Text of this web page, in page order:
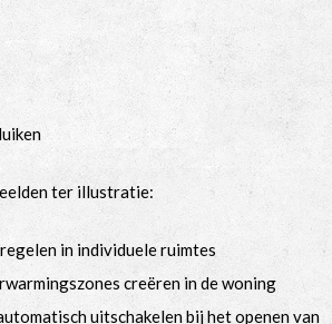
ter illustratie:
in individuele ruimtes
creëren in de woning
uitschakelen bij het openen van